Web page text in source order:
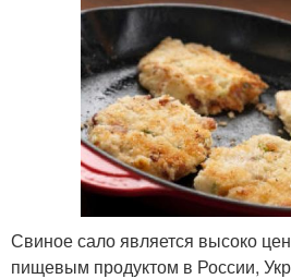
Свиное сало является высоко
пищевым продуктом в России,